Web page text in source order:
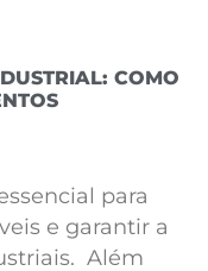
COMO
para
e garantir a
Além